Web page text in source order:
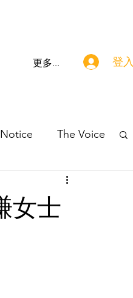
更多... 登入
The Voice
女士